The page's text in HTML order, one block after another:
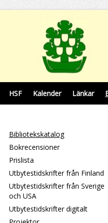
HSF Kalender Länkar
Bibliotekskatalog
Bokrecensioner
Prislista
Utbytestidskrifter från Finland
Utbytestidskrifter från Sverige
och USA
Utbytestidskrifter digitalt